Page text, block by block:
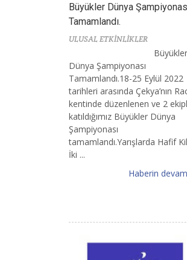
Büyükler Dünya
Tamamlandı.
ULUSAL ETKİNLİKLER
Büyükler
Dünya Şampiyonası
Tamamlandı.18-25 Eylül 2022
tarihleri arasında Çekya’nın
kentinde düzenlenen ve 2
katıldığımız Büyükler Dünya
Şampiyonası
tamamlandı.Yarışlarda Hafif
İki ...
Haberin